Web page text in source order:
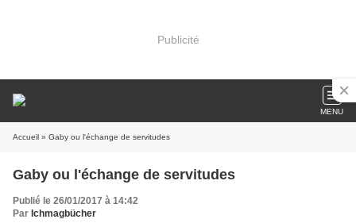
Publicité
MENU
Accueil » Gaby ou l'échange de servitudes
Gaby ou l'échange de servitudes
Publié le 26/01/2017 à 14:42
Par Ichmagbücher